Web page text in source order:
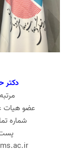
دکتر
عضو هیات
شماره تماس:
پست